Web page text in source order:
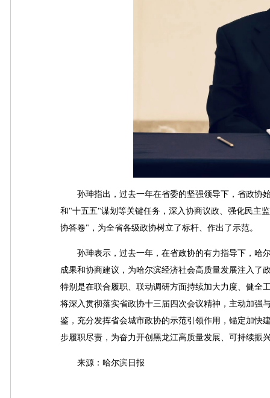
孙珅指出，过去一年在省委的坚强领导下，省政协
和"十五五"谋划等关键任务，深入协商议政、强化民主
协答卷"，为全省各级政协树立了标杆、作出了示范。
孙珅表示，过去一年，在省政协的有力指导下，哈
成果和协商建议，为哈尔滨经济社会高质量发展注入了
特别是在联合履职、联动调研方面持续加大力度、健全
将深入贯彻落实省政协十三届四次会议精神，主动加强
鉴，充分发挥省会城市政协的示范引领作用，锚定加快
步履职尽责，为奋力开创黑龙江高质量发展、可持续振
来源：哈尔滨日报